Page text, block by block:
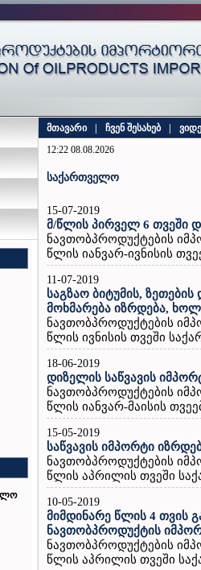
მთავარი ჩვენ შესახებ
12:22 08.08.2026
საქართველო
15-07-2019
მ/წლის პირველ 6 თვეში
ნავთობპროდუქტების
წლის იანვარ-ივნისის
11-07-2019
საგზაო ბიტუმის,
მოხმარება იზრდება,
ნავთობპროდუქტების
წლის ივნისის თვეში
18-06-2019
დიზელის საწვავის
ნავთობპროდუქტების
წლის იანვარ-მაისის
15-05-2019
საწვავის იმპორტი
ნავთობპროდუქტების
წლის აპრილის თვეში
10-05-2019
მიმდინარე წლის 4 თვის
ნავთობპროდუქტის
ნავთობპროდუქტების
წლის აპრილის თვეში